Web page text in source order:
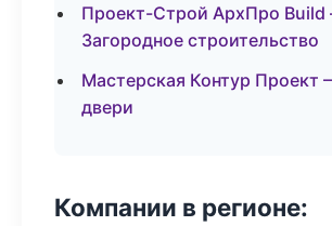
Проект-Строй АрхПро
Загородное строительство
Мастерская Контур Проект
двери
Компании в регионе: